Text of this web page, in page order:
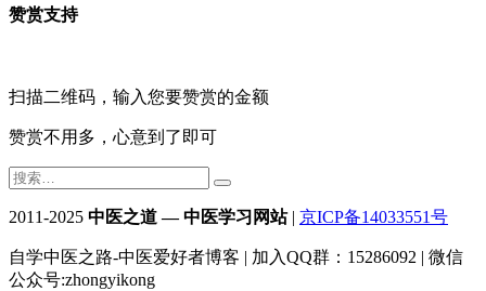
赞赏支持
扫描二维码，输入您要赞赏的金额
赞赏不用多，心意到了即可
2011-2025 中医之道 — 中医学习网站| 京ICP备14033551号
自学中医之路-中医爱好者博客 | 加入QQ群：15286092 | 微信
公众号:zhongyikong